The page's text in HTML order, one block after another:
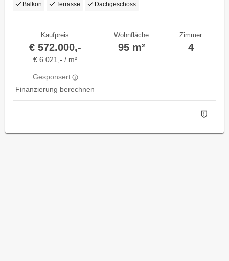
Balkon Terrasse Dachgeschoss
Kaufpreis
€ 572.000,-
€ 6.021,- / m²
Gesponsert
Finanzierung berechnen
Wohnfläche
95 m²
Zimmer
4